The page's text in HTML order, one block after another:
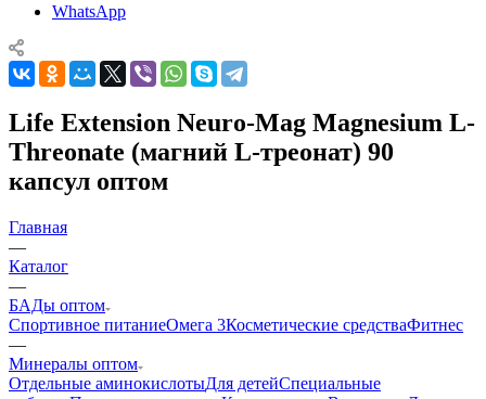
WhatsApp
Life Extension Neuro-Mag Magnesium L-
Threonate (магний L-треонат) 90
капсул оптом
Главная
—
Каталог
—
БАДы оптом
Спортивное питаниеОмега 3Косметические средстваФитнес
—
Минералы оптом
Отдельные аминокислотыДля детейСпециальные